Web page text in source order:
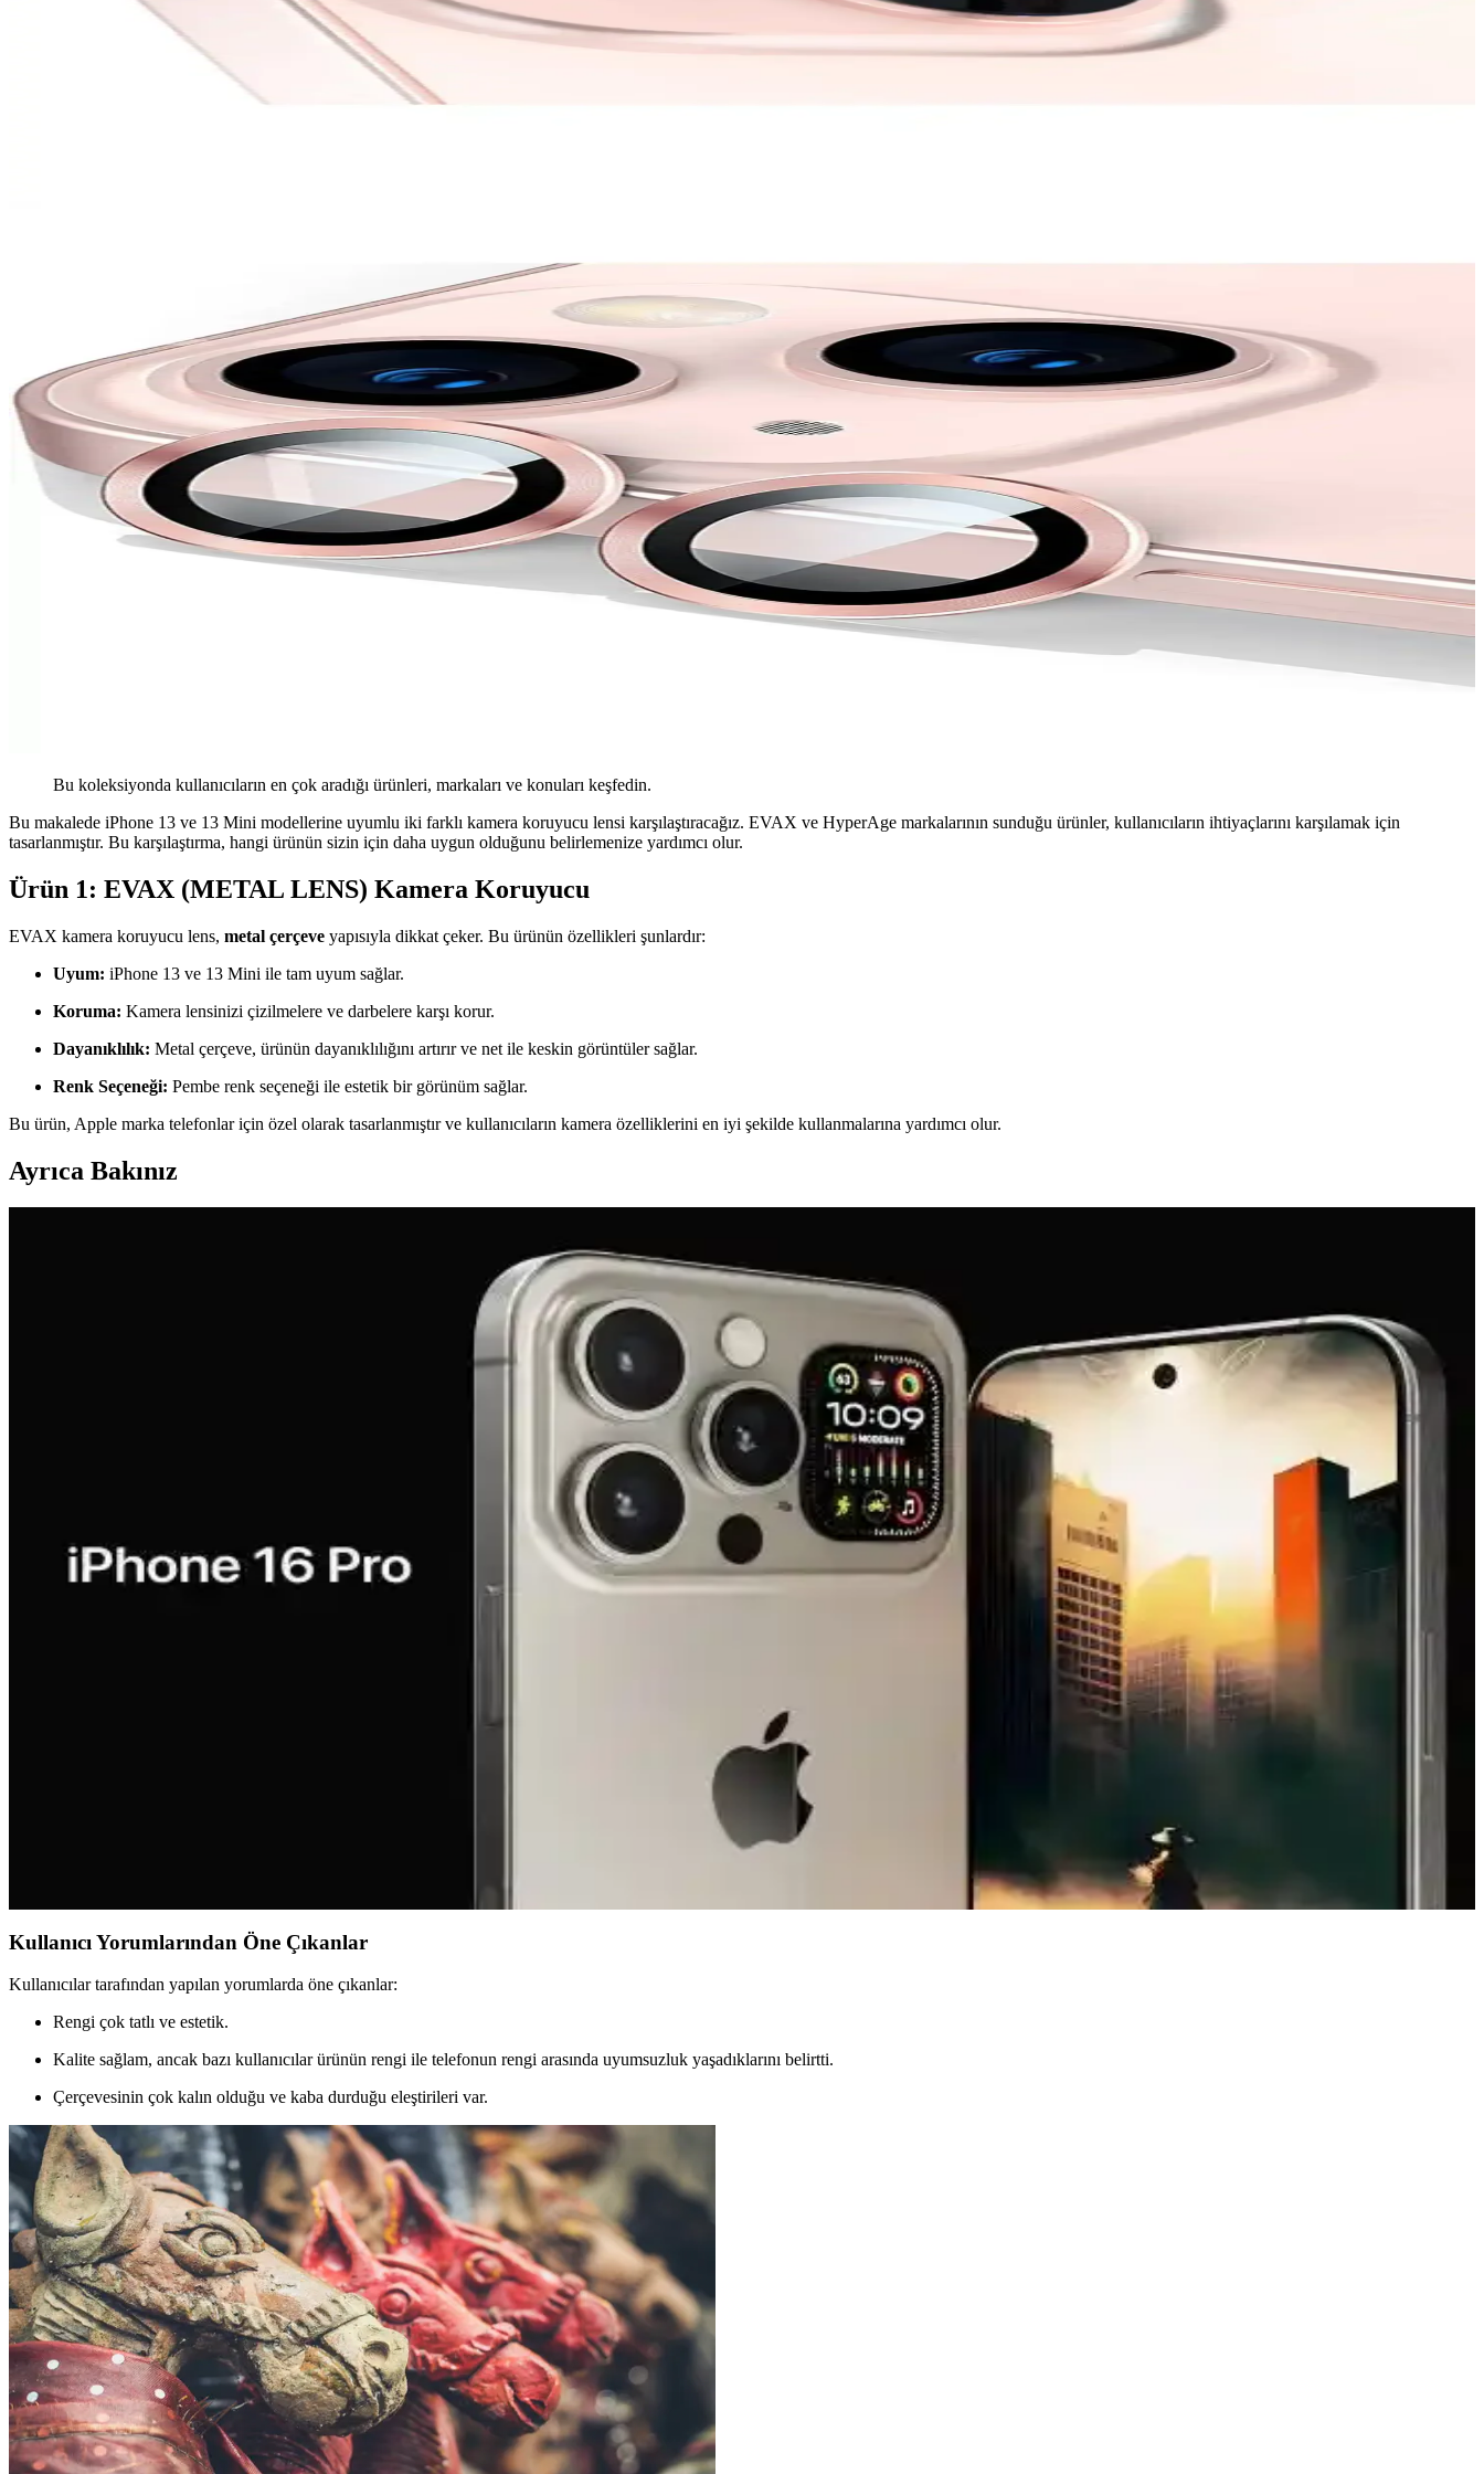
Bu koleksiyonda kullanıcıların en çok aradığı ürünleri, markaları ve konuları keşfedin.
Bu makalede iPhone 13 ve 13 Mini modellerine uyumlu iki farklı kamera koruyucu lensi karşılaştıracağız. EVAX ve HyperAge markalarının sunduğu ürünler, kullanıcıların ihtiyaçlarını karşılamak için
tasarlanmıştır. Bu karşılaştırma, hangi ürünün sizin için daha uygun olduğunu belirlemenize yardımcı olur.
Ürün 1: EVAX (METAL LENS) Kamera Koruyucu
EVAX kamera koruyucu lens, metal çerçeve yapısıyla dikkat çeker. Bu ürünün özellikleri şunlardır:
Uyum: iPhone 13 ve 13 Mini ile tam uyum sağlar.
Koruma: Kamera lensinizi çizilmelere ve darbelere karşı korur.
Dayanıklılık: Metal çerçeve, ürünün dayanıklılığını artırır ve net ile keskin görüntüler sağlar.
Renk Seçeneği: Pembe renk seçeneği ile estetik bir görünüm sağlar.
Bu ürün, Apple marka telefonlar için özel olarak tasarlanmıştır ve kullanıcıların kamera özelliklerini en iyi şekilde kullanmalarına yardımcı olur.
Ayrıca Bakınız
Samsung Galaxy A16 ve A36 modelleri, farklı ihtiyaçlara uygun fiyat-performans odaklı akıllı telefonlar. Bu karşılaştırma ile hangi modelin sizin için daha uygun olduğunu öğrenebilirsiniz.
Samsung Galaxy S23 ve Xiaomi 13 Karşılaştırması: Performans, Tasarım ve Özellikler
Samsung Galaxy S23 ve Xiaomi 13 modellerinin tasarım, performans, kamera ve batarya özelliklerini detaylı karşılaştırıyoruz. Hangi telefon sizin ihtiyaçlarınıza uygun?
Akıllı Telefon Seçiminde Ekran, Batarya ve Kamera Özellikleri Analizi
Bu yazıda Oppo Reno A3 ve Samsung A04e gibi çeşitli akıllı telefon modellerinin ekran, batarya ve kamera özellikleri karşılaştırılarak kullanıcıların tercihini etkileyen faktörler inceleniyor.
Samsung Galaxy A Serisi 5G Modelleri Güncel Özellikler ve Karşılaştırma
Samsung Galaxy A serisi 5G modelleri, uygun fiyatlı ve yüksek performanslı seçenekler sunar. Güncel modellerin özellikleri ve karşılaştırmalarıyla ihtiyaçlarınıza uygun telefonu seçin.
Samsung Galaxy A Serisi Model Seçimi ve Teknik Özellikler Rehberi
Oppo A54 ve Reno 11 F modellerinin özelliklerini karşılaştırarak, uzun pil ömrü, ekran kalitesi ve kamera performansı gibi faktörlerle en uygun telefonu seçmenize yardımcı oluyoruz.
Xiaomi Redmi Note 19 Max Pro'nun Temel Özellikleri ve Telefon Seçiminde Dikkat Edilmesi Gerekenler
Xiaomi Redmi Note 19 Max Pro'nun temel özellikleri ve telefon seçiminde dikkat edilmesi gereken kriterler hakkında bilgiler içerir.
iPhone 16'nın özellikleri henüz net olmasa da, genel teknolojik trendler ve Apple'ın inovasyonları, yeni modelde gelişmiş özelliklerin olası olduğunu gösteriyor.
Kullanıcı Yorumlarından Öne Çıkanlar
Kullanıcılar tarafından yapılan yorumlarda öne çıkanlar:
Rengi çok tatlı ve estetik.
Kalite sağlam, ancak bazı kullanıcılar ürünün rengi ile telefonun rengi arasında uyumsuzluk yaşadıklarını belirtti.
Çerçevesinin çok kalın olduğu ve kaba durduğu eleştirileri var.